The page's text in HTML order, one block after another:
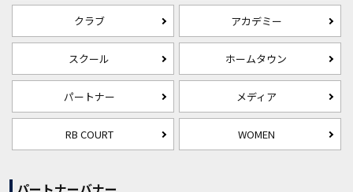
クラブ アカデミー
スクール ホームタウン
パートナー メディア
RB COURT WOMEN